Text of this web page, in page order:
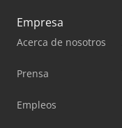
Empresa
Acerca de nosotros
Prensa
Empleos